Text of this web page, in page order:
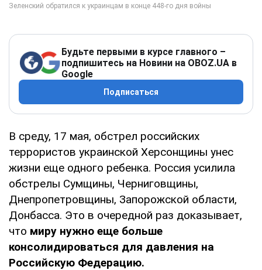
Будьте первыми в курсе главного –
подпишитесь на Новини на OBOZ.UA в
Google
Подписаться
В среду, 17 мая, обстрел российских
террористов украинской Херсонщины унес
жизни еще одного ребенка. Россия усилила
обстрелы Сумщины, Черниговщины,
Днепропетровщины, Запорожской области,
Донбасса. Это в очередной раз доказывает,
что миру нужно еще больше
консолидироваться для давления на
Российскую Федерацию.